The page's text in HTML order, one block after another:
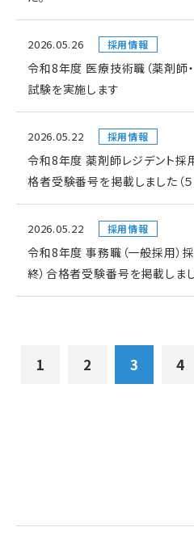
2026.05.26 採用情報
令和8年度 医療技術職（薬剤師
試験を実施します
2026.05.22 採用情報
令和8年度 薬剤師レジデント採
格者受験番号を掲載しました（
2026.05.22 採用情報
令和8年度 事務職（一般採用）
終）合格者受験番号を掲載しま
1 2 3 4